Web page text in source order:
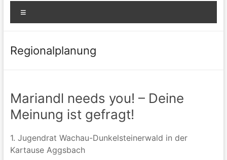
Regionalplanung
Mariandl needs you! – Deine
Meinung ist gefragt!
1. Jugendrat Wachau-Dunkelsteinerwald in der
Kartause Aggsbach